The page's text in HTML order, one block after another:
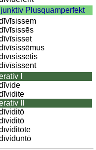
Plusquamperfekt
I
II